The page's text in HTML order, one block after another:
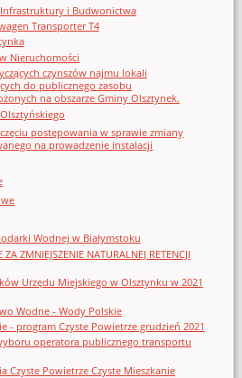
i Budwonictwa
Transporter T4
Nieruchomości
czynszów najmu lokali
do publicznego zasobu
na obszarze Gminy Olsztynek.
postępowania w sprawie zmiany
na prowadzenie instalacji
Wodnej w Białymstoku
ZMNIEJSZENIE NATURALNEJ RETENCJI
Urzędu Miejskiego w Olsztynku w 2021
Wodne - Wody Polskie
- program Czyste Powietrze grudzień 2021
operatora publicznego transportu
Czyste Powietrze Czyste Mieszkanie